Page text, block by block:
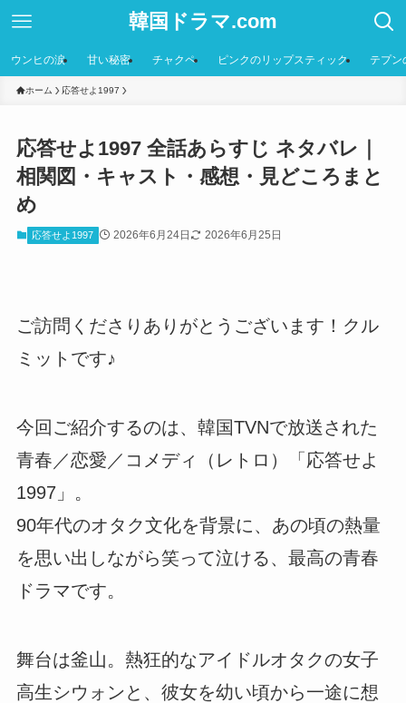
韓国ドラマ.com
ウンヒの涙 甘い秘密 チャクペ ピンクのリップスティック テプン
ホーム 応答せよ1997
応答せよ1997 全話あらすじ ネタバレ｜
相関図・キャスト・感想・見どころまと
め
応答せよ1997 2026年6月24日 2026年6月25日
ご訪問くださりありがとうございます！クル
ミットです♪
今回ご紹介するのは、韓国TVNで放送された
青春／恋愛／コメディ（レトロ）「応答せよ
1997」。
90年代のオタク文化を背景に、あの頃の熱量
を思い出しながら笑って泣ける、最高の青春
ドラマです。
舞台は釜山。熱狂的なアイドルオタクの女子
高生シウォンと、彼女を幼い頃から一途に想